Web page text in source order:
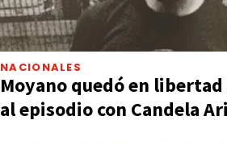
NACIONALES
Moyano quedó en
al episodio con Candela